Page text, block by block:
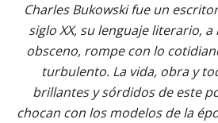
Charles Bukowski fue un
siglo XX, su lenguaje literario,
obsceno, rompe con lo
turbulento. La vida, obra y
brillantes y sórdidos de este
chocan con los modelos de la